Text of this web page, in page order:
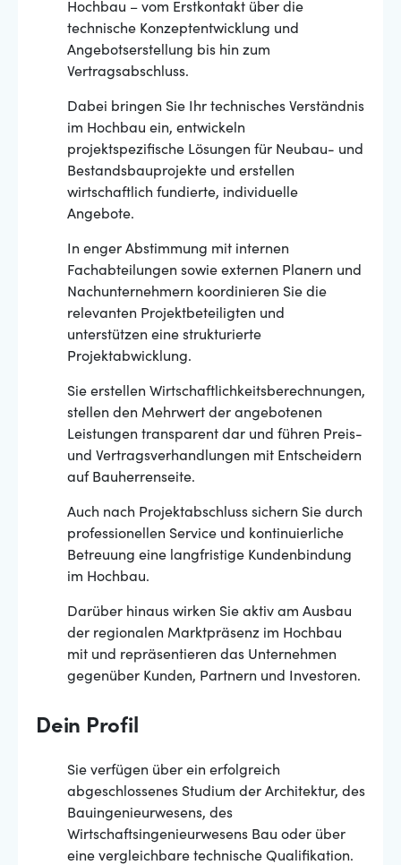
Hochbau – vom Erstkontakt über die
technische Konzeptentwicklung und
Angebotserstellung bis hin zum
Vertragsabschluss.
Dabei bringen Sie Ihr technisches Verständnis
im Hochbau ein, entwickeln
projektspezifische Lösungen für Neubau- und
Bestandsbauprojekte und erstellen
wirtschaftlich fundierte, individuelle
Angebote.
In enger Abstimmung mit internen
Fachabteilungen sowie externen Planern und
Nachunternehmern koordinieren Sie die
relevanten Projektbeteiligten und
unterstützen eine strukturierte
Projektabwicklung.
Sie erstellen Wirtschaftlichkeitsberechnungen,
stellen den Mehrwert der angebotenen
Leistungen transparent dar und führen Preis-
und Vertragsverhandlungen mit Entscheidern
auf Bauherrenseite.
Auch nach Projektabschluss sichern Sie durch
professionellen Service und kontinuierliche
Betreuung eine langfristige Kundenbindung
im Hochbau.
Darüber hinaus wirken Sie aktiv am Ausbau
der regionalen Marktpräsenz im Hochbau
mit und repräsentieren das Unternehmen
gegenüber Kunden, Partnern und Investoren.
Dein Profil
Sie verfügen über ein erfolgreich
abgeschlossenes Studium der Architektur, des
Bauingenieurwesens, des
Wirtschaftsingenieurwesens Bau oder über
eine vergleichbare technische Qualifikation.